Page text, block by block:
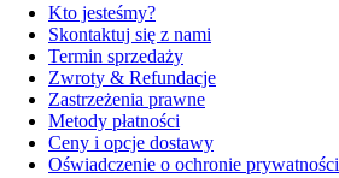
Kto jesteśmy?
Skontaktuj się z nami
Termin sprzedaży
Zwroty & Refundacje
Zastrzeżenia prawne
Metody płatności
Ceny i opcje dostawy
Oświadczenie o ochronie prywatności